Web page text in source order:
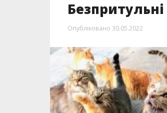
Опубліковано 30.05.2022